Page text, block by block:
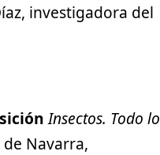
investigadora del
Insectos. Todo lo
Navarra,